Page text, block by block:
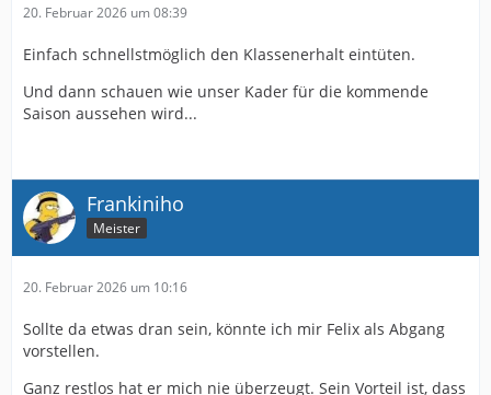
20. Februar 2026 um 08:39
Einfach schnellstmöglich den Klassenerhalt eintüten.
Und dann schauen wie unser Kader für die kommende
Saison aussehen wird...
Frankiniho
Meister
20. Februar 2026 um 10:16
Sollte da etwas dran sein, könnte ich mir Felix als Abgang
vorstellen.
Ganz restlos hat er mich nie überzeugt. Sein Vorteil ist, dass